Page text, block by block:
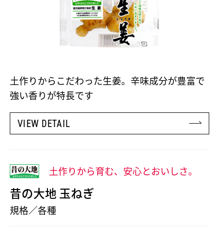
土作りからこだわった生姜。辛味成分が豊富で
強い香りが特長です
VIEW DETAIL
土作りから育む、安心とおいしさ。
昔の大地 玉ねぎ
規格／各種